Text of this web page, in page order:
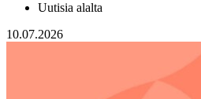
Uutisia alalta
10.07.2026